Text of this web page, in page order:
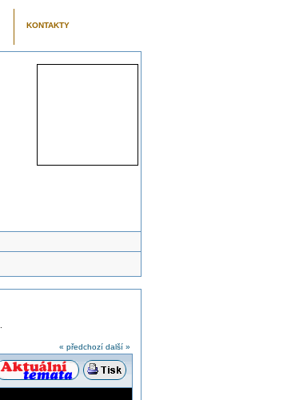
KONTAKTY
« předchozí další »